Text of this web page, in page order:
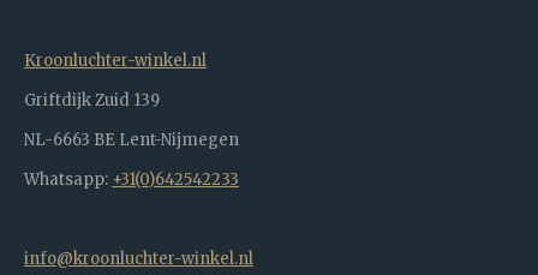
Kroonluchter-winkel.nl
Griftdijk Zuid 139
NL-6663 BE Lent-Nijmegen
Whatsapp: +31(0)642542233
info@kroonluchter-winkel.nl